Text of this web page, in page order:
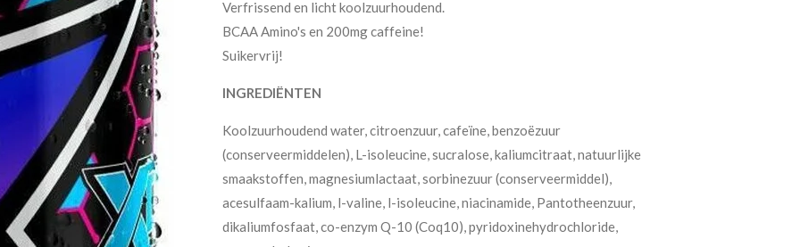
Verfrissend en licht koolzuurhoudend.
BCAA Amino's en 200mg caffeine!
Suikervrij!
INGREDIËNTEN
Koolzuurhoudend water, citroenzuur, cafeïne, benzoëzuur
(conserveermiddelen), L-isoleucine, sucralose, kaliumcitraat, natuurlijke
smaakstoffen, magnesiumlactaat, sorbinezuur (conserveermiddel),
acesulfaam-kalium, l-valine, l-isoleucine, niacinamide, Pantotheenzuur,
dikaliumfosfaat, co-enzym Q-10 (Coq10), pyridoxinehydrochloride,